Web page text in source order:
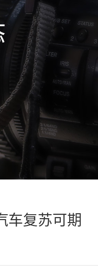
车复苏可期